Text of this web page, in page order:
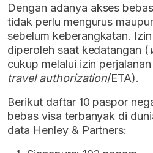
Dengan adanya akses
tidak perlu mengurus
sebelum keberangkatan.
diperoleh saat kedatangan (
cukup melalui izin
travel authorization/ETA).
Berikut daftar 10 paspor
bebas visa terbanyak di
data Henley & Partners: